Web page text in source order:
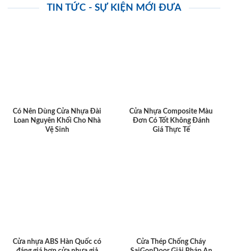
TIN TỨC - SỰ KIỆN MỚI ĐƯA
Có Nên Dùng Cửa Nhựa Đài
Loan Nguyên Khối Cho Nhà
Vệ Sinh
Cửa Nhựa Composite Màu
Đơn Có Tốt Không Đánh
Giá Thực Tế
Cửa nhựa ABS Hàn Quốc có
Cửa Thép Chống Cháy